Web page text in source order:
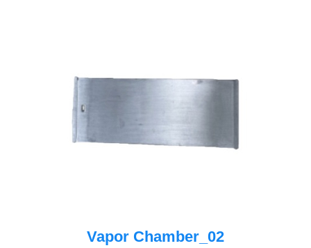
Vapor Chamber_02